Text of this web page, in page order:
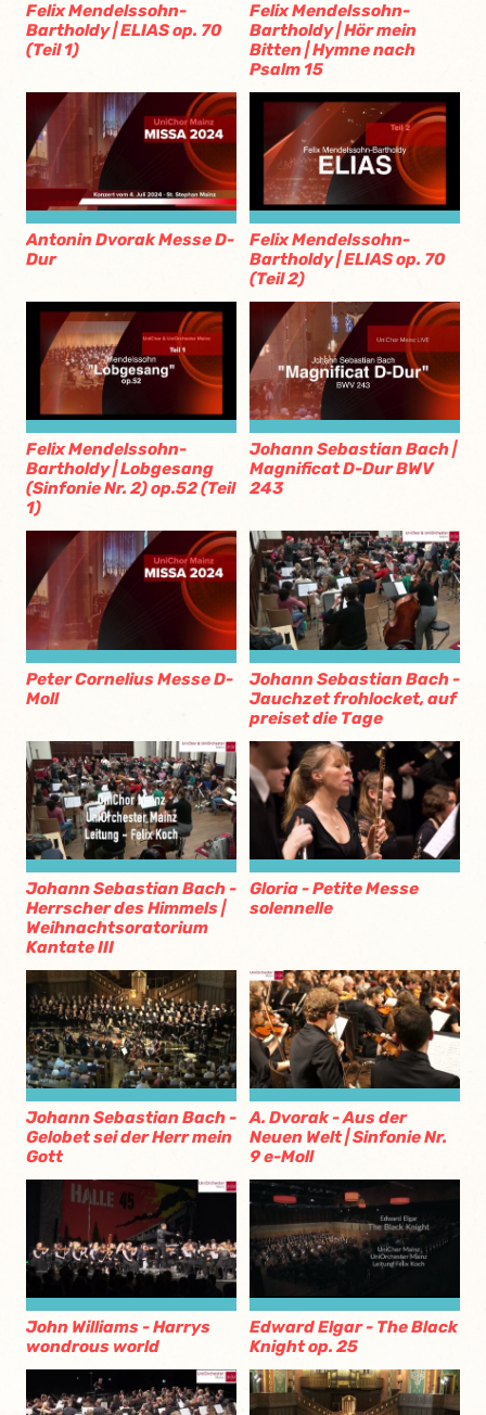
Felix Mendelssohn-
Bartholdy | ELIAS op. 70
(Teil 1)
Felix Mendelssohn-
Bartholdy | Hör mein
Bitten | Hymne nach
Psalm 15
Antonin Dvorak Messe D-
Dur
Felix Mendelssohn-
Bartholdy | ELIAS op. 70
(Teil 2)
Felix Mendelssohn-
Bartholdy | Lobgesang
(Sinfonie Nr. 2) op.52 (Teil
1)
Johann Sebastian Bach |
Magnificat D-Dur BWV
243
Peter Cornelius Messe D-
Moll
Johann Sebastian Bach -
Jauchzet frohlocket, auf
preiset die Tage
Johann Sebastian Bach -
Herrscher des Himmels |
Weihnachtsoratorium
Kantate III
Gloria - Petite Messe
solennelle
Johann Sebastian Bach -
Gelobet sei der Herr mein
Gott
A. Dvorak - Aus der
Neuen Welt | Sinfonie Nr.
9 e-Moll
John Williams - Harrys
wondrous world
Edward Elgar - The Black
Knight op. 25